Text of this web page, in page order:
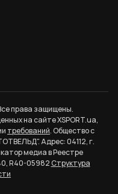
права защищены.
на сайте XSPORT.ua,
требований. Общество с
Адрес: 04112, г.
медиа в Реестре
R40-05982Структура